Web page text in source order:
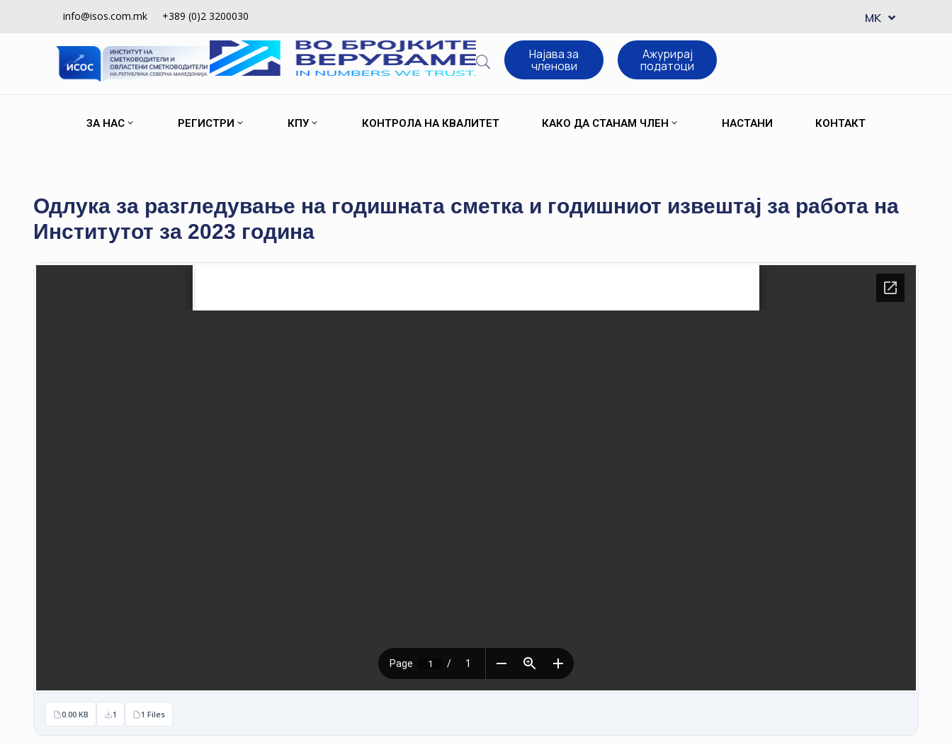
info@isos.com.mk +389 (0)2 3200030 MK
SQ
Најава за
членови
Ажурирај
податоци
ЗА НАС РЕГИСТРИ КПУ КОНТРОЛА НА КВАЛИТЕТ КАКО ДА СТАНАМ ЧЛЕН НАСТАНИ КОНТАКТ
Одлука за разгледување на годишната сметка и годишниот извештај за работа на
Институтот за 2023 година
0.00 KB 1 1 Files